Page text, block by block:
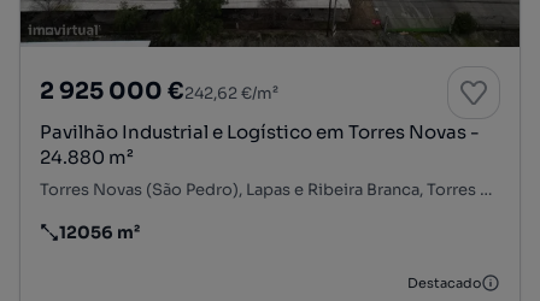
2 925 000 €242,62 €/m²
Pavilhão Industrial e Logístico em Torres Novas -
24.880 m²
Torres Novas (São Pedro), Lapas e Ribeira Branca, Torres Novas, Santarém
Preço por metro quadrado
12056 m²
Destacado